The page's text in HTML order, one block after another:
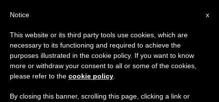
x
Notice
This website or its third party tools use cookies, which are
necessary to its functioning and required to achieve the
purposes illustrated in the cookie policy. If you want to know
more or withdraw your consent to all or some of the cookies,
please refer to the cookie policy
By closing this banner, scrolling this page, clicking a link or